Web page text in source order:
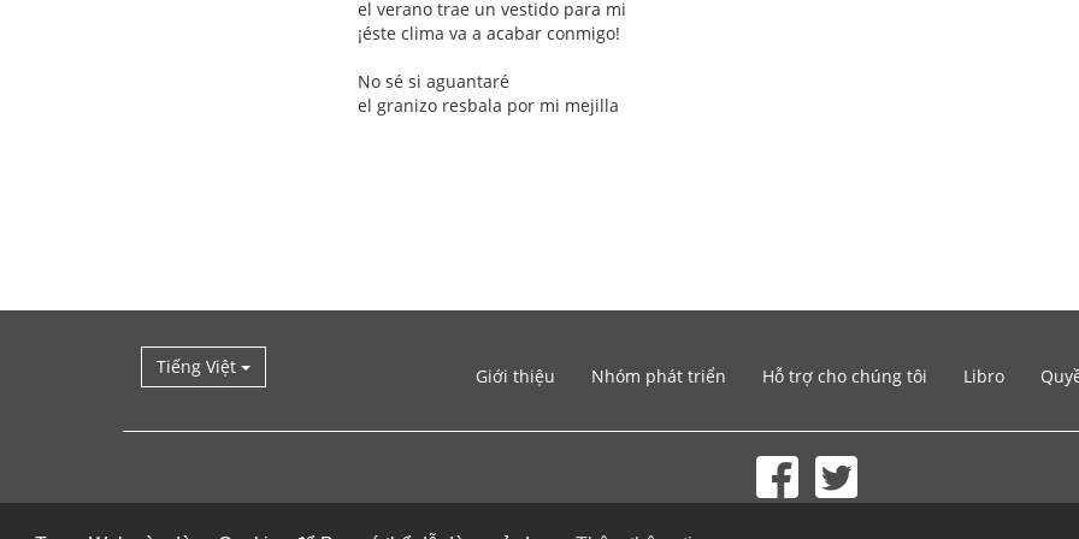
el verano trae un vestido para mi
¡éste clima va a acabar conmigo!
No sé si aguantaré
el granizo resbala por mi mejilla
Tiếng Việt Giới thiệu Nhóm phát triển Hỗ trợ cho chúng tôi Libro